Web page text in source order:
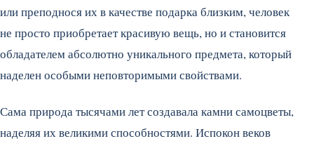
или преподнося их в качестве подарка близким, человек
не просто приобретает красивую вещь, но и становится
обладателем абсолютно уникального предмета, который
наделен особыми неповторимыми свойствами.
Сама природа тысячами лет создавала камни самоцветы,
наделяя их великими способностями. Испокон веков